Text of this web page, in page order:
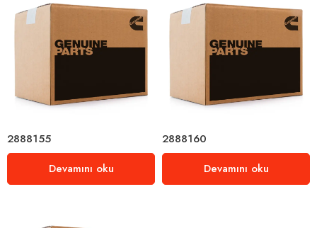
2888155
Devamını oku
2888160
Devamını oku